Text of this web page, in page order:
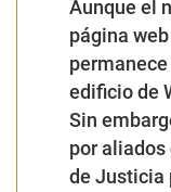
Aunque el
página
edificio de
Sin
por aliados
de Justicia